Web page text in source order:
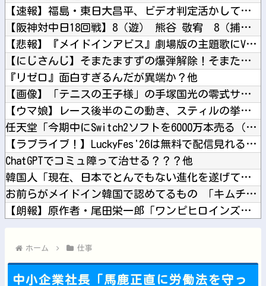
【速報】福島・東日大昌平、ビデオ判定活かして甲子園初勝利→い...
【阪神対中日18回戦】8（遊） 熊谷 敬宥 8（捕） 加藤 ...
【悲報】『メイドインアビス』劇場版の主題歌にVTuberが起...
【にじさんじ】そまたますずの爆弾解除！そまたま大げんかで草他
『リゼロ』面白すぎるんだが異端か？他
【画像】「テニスの王子様」の手塚国光の零式サーブ、ガチで強す...
【ウマ娘】レース後半のこの動き、スティルの挙動がやばすぎる。...
任天堂「今期中にSwitch2ソフトを6000万本売る（現在...
【ラブライブ！】LuckyFes'26は無料で配信見れるのか...
ChatGPTでコミュ障って治せる？？？他
韓国人「現在、日本でとんでもない進化を遂げている韓国料理がこ...
お前らがメイドイン韓国で認めてるもの 「キムチ」あと3つは？...
【朗報】原作者・尾田栄一郎「ワンピヒロインズ娘に見せたら反応...
ホーム 仕事
中小企業社長「馬鹿正直に労働法を守っ